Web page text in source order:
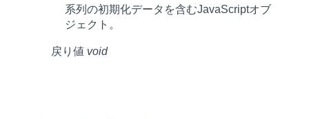
系列の初期化データを含むJavaScriptオブ
ジェクト。
戻り値 void